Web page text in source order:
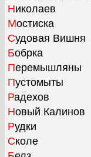
Николаев
Мостиска
Судовая Вишня
Бобрка
Перемышляны
Пустомыты
Радехов
Новый Калинов
Рудки
Сколе